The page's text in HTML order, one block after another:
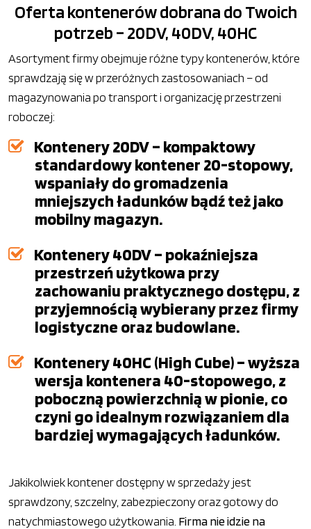
Oferta kontenerów dobrana do Twoich
potrzeb – 20DV, 40DV, 40HC
Asortyment firmy obejmuje różne typy kontenerów, które
sprawdzają się w przeróżnych zastosowaniach – od
magazynowania po transport i organizację przestrzeni
roboczej:
Kontenery 20DV – kompaktowy
standardowy kontener 20-stopowy,
wspaniały do gromadzenia
mniejszych ładunków bądź też jako
mobilny magazyn.
Kontenery 40DV – pokaźniejsza
przestrzeń użytkowa przy
zachowaniu praktycznego dostępu, z
przyjemnością wybierany przez firmy
logistyczne oraz budowlane.
Kontenery 40HC (High Cube) – wyższa
wersja kontenera 40-stopowego, z
poboczną powierzchnią w pionie, co
czyni go idealnym rozwiązaniem dla
bardziej wymagających ładunków.
Jakikolwiek kontener dostępny w sprzedaży jest
sprawdzony, szczelny, zabezpieczony oraz gotowy do
natychmiastowego użytkowania. Firma nie idzie na